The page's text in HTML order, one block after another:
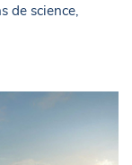
de science,